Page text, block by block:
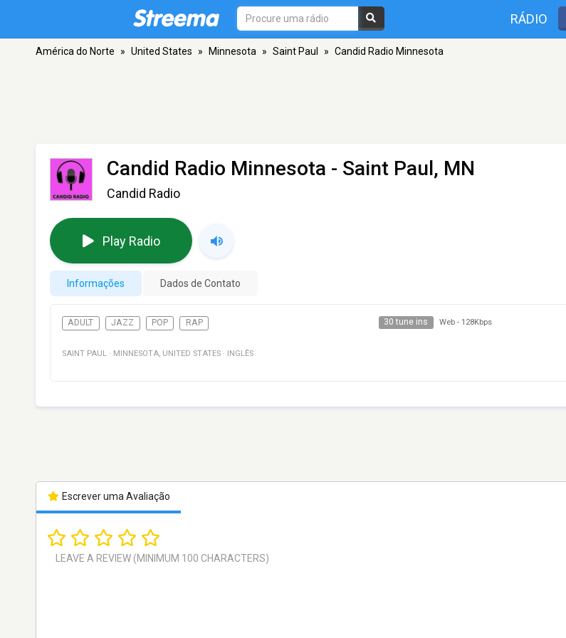
RÁDIO
América do Norte » United States » Minnesota » Saint Paul » Candid Radio Minnesota
Candid Radio Minnesota - Saint Paul, MN
Candid Radio
Play Radio
Informações Dados de Contato
ADULT JAZZ POP RAP 30 tune ins Web - 128Kbps
SAINT PAUL · MINNESOTA, UNITED STATES · INGLÊS
Escrever uma Avaliação